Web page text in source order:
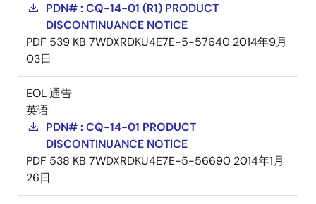
PDN# : CQ-14-01 (R1) PRODUCT
DISCONTINUANCE NOTICE
PDF 539 KB 7WDXRDKU4E7E-5-57640 2014年9月
03日
EOL 通告
英语
PDN# : CQ-14-01 PRODUCT
DISCONTINUANCE NOTICE
PDF 538 KB 7WDXRDKU4E7E-5-56690 2014年1月
26日